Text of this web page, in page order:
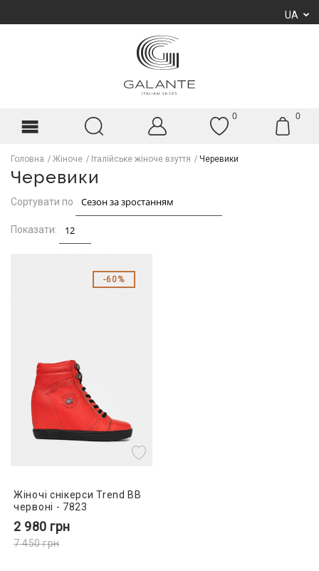
UA
0 0
Головна Жіноче Італійське жіноче взуття Черевики
Черевики
Сортувати по
Показати:
60%
Жіночі снікерси Trend BB
червоні - 7823
2 980 грн
7 450грн